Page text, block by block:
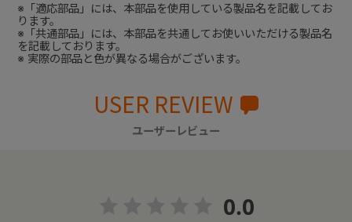
※「適応部品」には、本部品を使用している製品名を記載してお
ります。
※「共通部品」には、本部品を共通してお使いいただける製品名
を記載しております。
※ 実際の部品と色が異なる場合がございます。
USER REVIEW
ユーザーレビュー
0.0